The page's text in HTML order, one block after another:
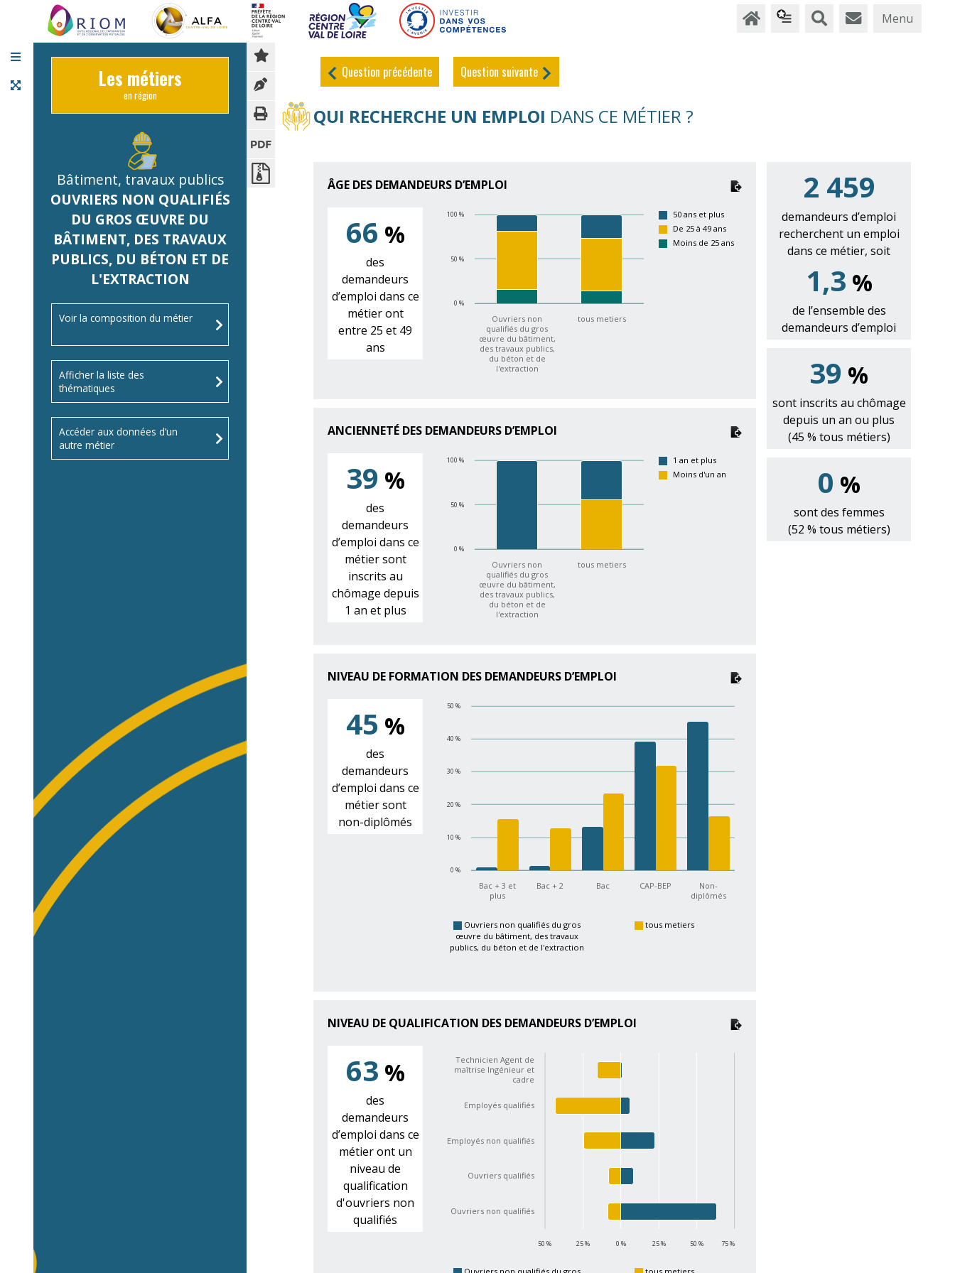
Menu
Les métiers
en région
Bâtiment, travaux publics
OUVRIERS NON QUALIFIÉS
DU GROS ŒUVRE DU
BÂTIMENT, DES TRAVAUX
PUBLICS, DU BÉTON ET DE
L'EXTRACTION
Voir la composition du métier
Afficher la liste des
thématiques
Accéder aux données d’un
autre métier
Question précédente Question suivante
QUI RECHERCHE UN EMPLOI DANS CE MÉTIER ?
ÂGE DES DEMANDEURS D’EMPLOI
66 %
des
demandeurs
d’emploi dans ce
métier ont
entre 25 et 49
ans
Ouvriers non
qualifiés du gros
œuvre du bâtiment,
des travaux publics,
du béton et de
l'extraction
tous metiers
0 %
50 %
100 %
50 ans et plus
De 25 à 49 ans
Moins de 25 ans
ANCIENNETÉ DES DEMANDEURS D’EMPLOI
39 %
des
demandeurs
d’emploi dans ce
métier sont
inscrits au
chômage depuis
1 an et plus
Ouvriers non
qualifiés du gros
œuvre du bâtiment,
des travaux publics,
du béton et de
l'extraction
tous metiers
0 %
50 %
100 %
1 an et plus
Moins d'un an
NIVEAU DE FORMATION DES DEMANDEURS D’EMPLOI
45 %
des
demandeurs
d’emploi dans ce
métier sont
non-diplômés
Bac + 3 et
plus
Bac + 2 Bac CAP-BEP
Non-
diplômés
0 %
10 %
20 %
30 %
40 %
50 %
Ouvriers non qualifiés du gros
œuvre du bâtiment, des travaux
publics, du béton et de l'extraction
tous metiers
NIVEAU DE QUALIFICATION DES DEMANDEURS D’EMPLOI
63 %
des
demandeurs
d’emploi dans ce
métier ont un
niveau de
qualification
d'ouvriers non
qualifiés
Ouvriers non qualifiés
Ouvriers qualifiés
Employés non qualifiés
Employés qualifiés
Technicien Agent de
maîtrise Ingénieur et
cadre
0 %
50 % 25 % 25 % 50 % 75 %
2 459
demandeurs d’emploi
recherchent un emploi
dans ce métier, soit
1,3 %
de l’ensemble des
demandeurs d’emploi
39 %
sont inscrits au chômage
depuis un an ou plus
(45 % tous métiers)
0 %
sont des femmes
(52 % tous métiers)
Panneau de gestion des cookies